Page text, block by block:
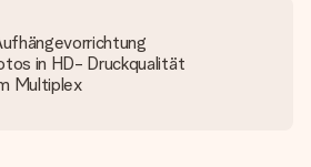
in HD- Druckqualität
Multiplex